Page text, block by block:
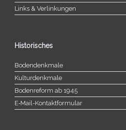
Links & Verlinkungen
Historisches
Bodendenkmale
Kulturdenkmale
Bodenreform ab 1945
E‑Mail-​​Kontaktformular